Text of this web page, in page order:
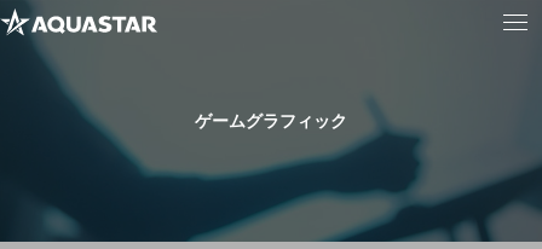
ゲームグラフィック